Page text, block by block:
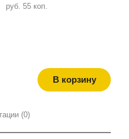
руб. 55 коп.
В корзину
(0)